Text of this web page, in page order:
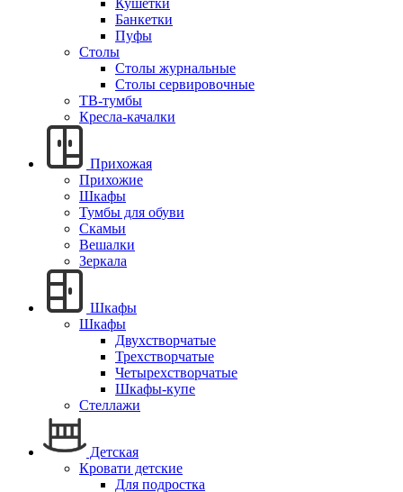
Кушетки
Банкетки
Пуфы
Столы
Столы журнальные
Столы сервировочные
ТВ-тумбы
Кресла-качалки
Прихожая
Прихожие
Шкафы
Тумбы для обуви
Скамьи
Вешалки
Зеркала
Шкафы
Шкафы
Двухстворчатые
Трехстворчатые
Четырехстворчатые
Шкафы-купе
Стеллажи
Детская
Кровати детские
Для подростка